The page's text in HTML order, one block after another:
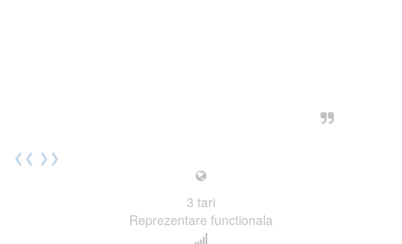
❮❮ ❯❯
3 tari
Reprezentare functionala